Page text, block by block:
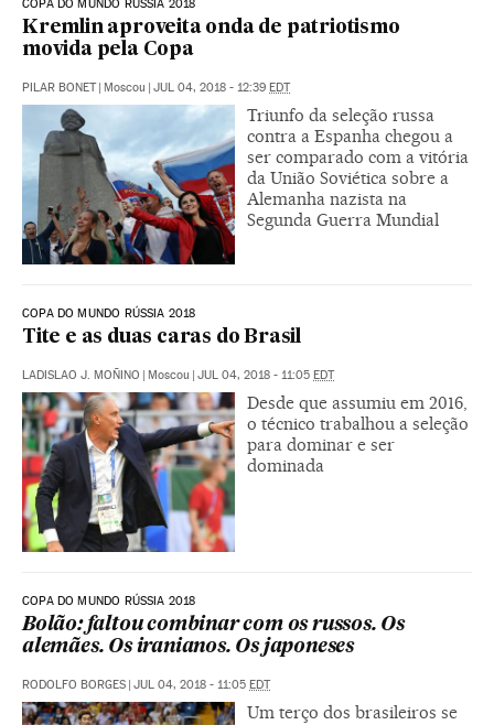
COPA DO MUNDO RÚSSIA 2018
Kremlin aproveita onda de patriotismo
movida pela Copa
PILAR BONET | Moscou | JUL 04, 2018 - 12:39 EDT
Triunfo da seleção russa
contra a Espanha chegou a
ser comparado com a vitória
da União Soviética sobre a
Alemanha nazista na
Segunda Guerra Mundial
COPA DO MUNDO RÚSSIA 2018
Tite e as duas caras do Brasil
LADISLAO J. MOÑINO | Moscou | JUL 04, 2018 - 11:05 EDT
Desde que assumiu em 2016,
o técnico trabalhou a seleção
para dominar e ser
dominada
COPA DO MUNDO RÚSSIA 2018
Bolão: faltou combinar com os russos. Os
alemães. Os iranianos. Os japoneses
RODOLFO BORGES | JUL 04, 2018 - 11:05 EDT
Um terço dos brasileiros se